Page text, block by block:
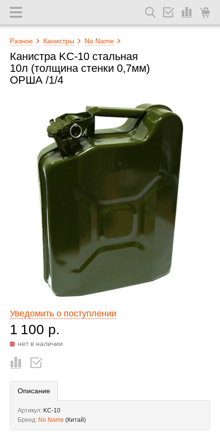
Разное Канистры No Name
Канистра KC-10 стальная
10л (толщина стенки 0,7мм)
ОРША /1/4
Уведомить о поступлении
1 100 р.
нет в наличии
Описание
Артикул: KC-10
Бренд: No Name (Китай)